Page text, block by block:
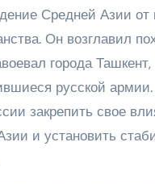
Средней Азии от
Он возглавил
города
русской
закрепить свое
и установить